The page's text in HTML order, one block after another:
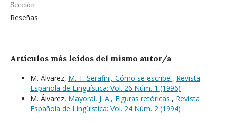
Sección
Reseñas
Artículos más leídos del mismo autor/a
M. Álvarez, M. T. Serafini, Cómo se escribe , Revista
Española de Lingüística: Vol. 26 Núm. 1 (1996)
M. Álvarez, Mayoral, J. A., Figuras retóricas , Revista
Española de Lingüística: Vol. 24 Núm. 2 (1994)